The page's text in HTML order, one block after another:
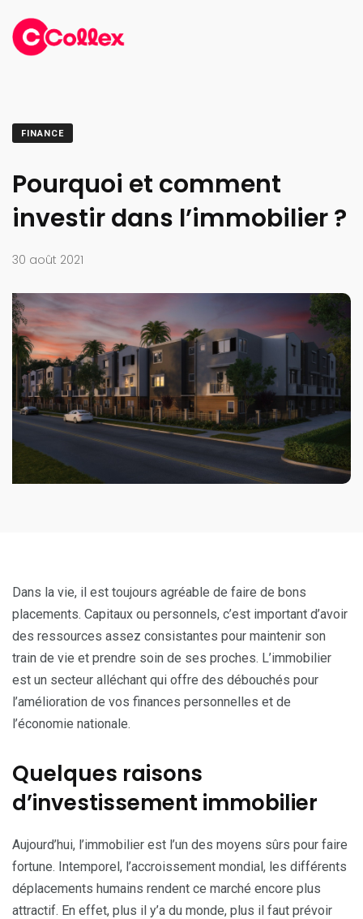
FINANCE
Pourquoi et comment
investir dans l’immobilier ?
30 août 2021
Dans la vie, il est toujours agréable de faire de bons
placements. Capitaux ou personnels, c’est important d’avoir
des ressources assez consistantes pour maintenir son
train de vie et prendre soin de ses proches. L’immobilier
est un secteur alléchant qui offre des débouchés pour
l’amélioration de vos finances personnelles et de
l’économie nationale.
Quelques raisons
d’investissement immobilier
Aujourd’hui, l’immobilier est l’un des moyens sûrs pour faire
fortune. Intemporel, l’accroissement mondial, les différents
déplacements humains rendent ce marché encore plus
attractif. En effet, plus il y’a du monde, plus il faut prévoir